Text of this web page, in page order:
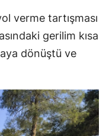
verme tartışması
gerilim kısa
dönüştü ve